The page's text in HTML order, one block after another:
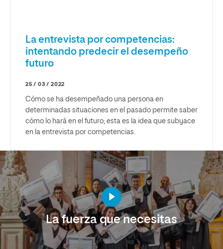
La entrevista por competencias:
intentando predecir el desempeño
futuro
25 / 03 / 2022
Cómo se ha desempeñado una persona en
determinadas situaciones en el pasado permite saber
cómo lo hará en el futuro; esta es la idea que subyace
en la entrevista por competencias.
La fuerza que necesitas